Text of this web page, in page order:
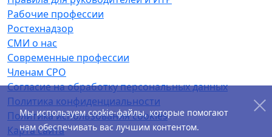
Рабочие профессии
Ростехнадзор
СМИ о нас
Современные профессии
Членам СРО
Согласие на обработку персональных данных
Политика конфиденциальности
Политика использования cookies
Карта сайта
Мы используем cookie-файлы, которые помогают
нам обеспечивать вас лучшим контентом.